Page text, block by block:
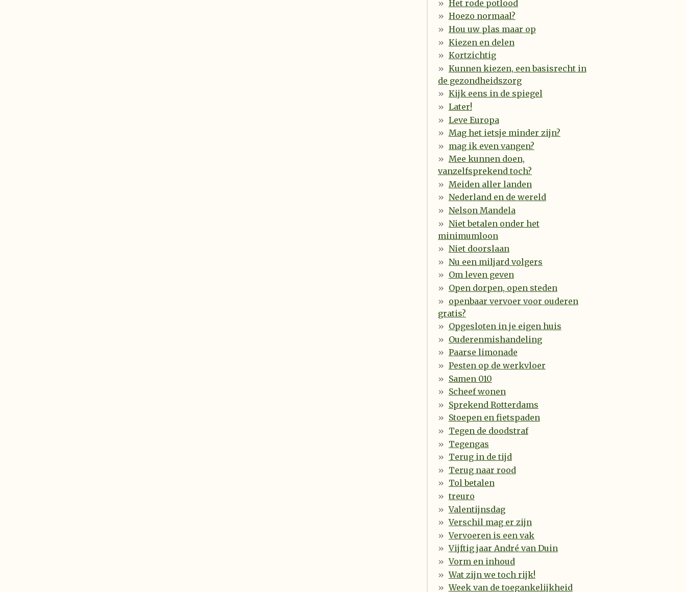
Het rode potlood
Hoezo normaal?
Hou uw plas maar op
Kiezen en delen
Kortzichtig
Kunnen kiezen, een basisrecht in
de gezondheidszorg
Kijk eens in de spiegel
Later!
Leve Europa
Mag het ietsje minder zijn?
mag ik even vangen?
Mee kunnen doen,
vanzelfsprekend toch?
Meiden aller landen
Nederland en de wereld
Nelson Mandela
Niet betalen onder het
minimumloon
Niet doorslaan
Nu een miljard volgers
Om leven geven
Open dorpen, open steden
openbaar vervoer voor ouderen
gratis?
Opgesloten in je eigen huis
Ouderenmishandeling
Paarse limonade
Pesten op de werkvloer
Samen 010
Scheef wonen
Sprekend Rotterdams
Stoepen en fietspaden
Tegen de doodstraf
Tegengas
Terug in de tijd
Terug naar rood
Tol betalen
treuro
Valentijnsdag
Verschil mag er zijn
Vervoeren is een vak
Vijftig jaar André van Duin
Vorm en inhoud
Wat zijn we toch rijk!
Week van de toegankelijkheid